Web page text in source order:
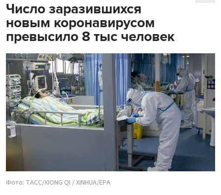
Число заразившихся
новым коронавирусом
превысило 8 тыс человек
Фото: ТАСС/XIONG QI / XINHUA/ЕРА